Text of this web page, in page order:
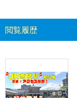
閲覧履歴